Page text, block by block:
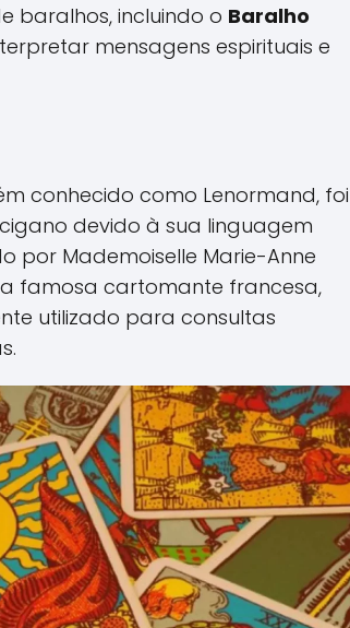
baralhos, incluindo o Baralho
mensagens espirituais e
conhecido como Lenormand, foi
devido à sua linguagem
por Mademoiselle Marie-Anne
famosa cartomante francesa,
utilizado para consultas